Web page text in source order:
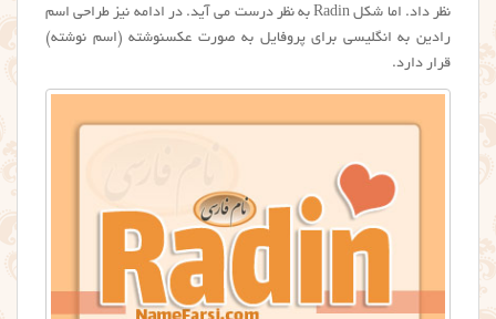
نظر داد. اما شکل Radin به نظر درست می آید. در ادامه نیز طراحی اسم
رادين به انگلیسی برای پروفایل به صورت عکسنوشته (اسم نوشته)
قرار دارد.